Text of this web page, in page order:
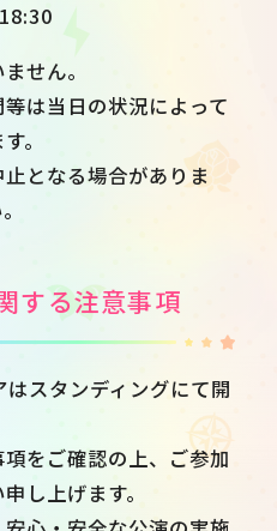
せん。
は当日の状況によって
。
となる場合がありま
する注意事項
スタンディングにて開
をご確認の上、ご参加
し上げます。